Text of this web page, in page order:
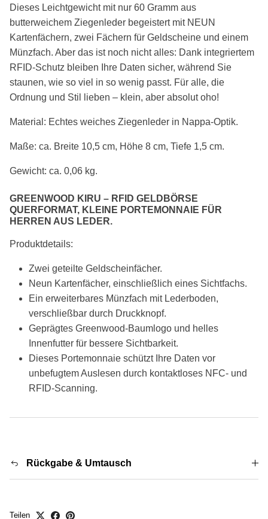
Dieses Leichtgewicht mit nur 60 Gramm aus
butterweichem Ziegenleder begeistert mit NEUN
Kartenfächern, zwei Fächern für Geldscheine und einem
Münzfach. Aber das ist noch nicht alles: Dank integriertem
RFID-Schutz bleiben Ihre Daten sicher, während Sie
staunen, wie so viel in so wenig passt. Für alle, die
Ordnung und Stil lieben – klein, aber absolut oho!
Material: Echtes weiches Ziegenleder in Nappa-Optik.
Maße: ca. Breite 10,5 cm, Höhe 8 cm, Tiefe 1,5 cm.
Gewicht: ca. 0,06 kg.
GREENWOOD KIRU – RFID GELDBÖRSE
QUERFORMAT, KLEINE PORTEMONNAIE FÜR
HERREN AUS LEDER.
Produktdetails:
Zwei geteilte Geldscheinfächer.
Neun Kartenfächer, einschließlich eines Sichtfachs.
Ein erweiterbares Münzfach mit Lederboden,
verschließbar durch Druckknopf.
Geprägtes Greenwood-Baumlogo und helles
Innenfutter für bessere Sichtbarkeit.
Dieses Portemonnaie schützt Ihre Daten vor
unbefugtem Auslesen durch kontaktloses NFC- und
RFID-Scanning.
Rückgabe & Umtausch
Teilen